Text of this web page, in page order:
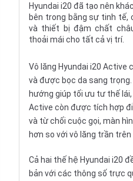
Hyundai i20 đã tạo nên
bên trong bằng sự tinh tế,
và thiết bị đậm chất
thoải mái cho tất cả vị trí.
Vô lăng Hyundai i20 Active
và được bọc da sang
hướng giúp tối ưu tư thế lái,
Active còn được tích hợp
và từ chối cuộc gọi, màn
hơn so với vô lăng trần trên
Cả hai thế hệ Hyundai i20
bản với các thông số trực